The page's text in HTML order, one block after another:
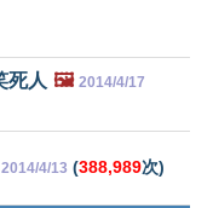
死人 🖼️ 2014/4/17
2014/4/13 (388,989次)